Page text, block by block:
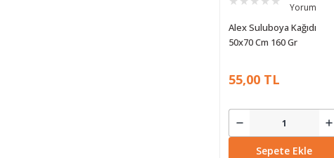
Yorum
Alex Suluboya Kağıdı
50x70 Cm 160 Gr
55,00 TL
Sepete Ekle